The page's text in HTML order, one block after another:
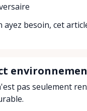
ayez besoin, cet
pas seulement